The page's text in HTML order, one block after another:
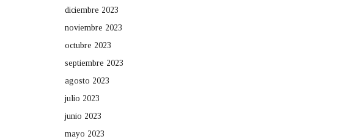
diciembre 2023
noviembre 2023
octubre 2023
septiembre 2023
agosto 2023
julio 2023
junio 2023
mayo 2023